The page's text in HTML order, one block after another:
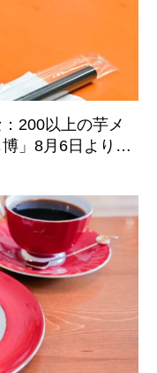
200以上の芋メ
」8月6日より4